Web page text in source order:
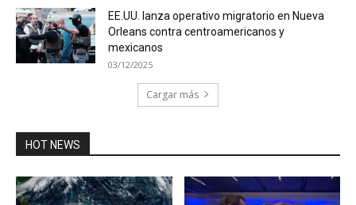
EE.UU. lanza operativo migratorio en Nueva
Orleans contra centroamericanos y
mexicanos
03/12/2025
Cargar más
HOT NEWS